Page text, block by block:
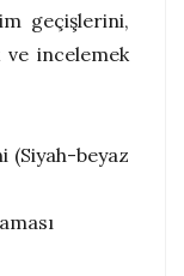
geçişlerini,
ve incelemek
(Siyah-beyaz